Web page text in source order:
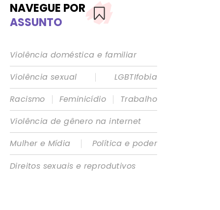
NAVEGUE POR
ASSUNTO
Violência doméstica e familiar
Violência sexual
|
LGBTIfobia
Racismo
| Feminicídio |
Trabalho
Violência de gênero na internet
Mulher e Mídia
|
Política e poder
Direitos sexuais e reprodutivos